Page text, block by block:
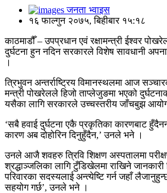
जनता भ्वाइस
१६ फाल्गुन २०७५, बिहीबार १५:१८
काठमाडौँ – उपप्रधान एवं रक्षामन्त्री ईश्वर
दुर्घटना हुन नदिन सरकारले विशेष सावधानी
।
त्रिभुवन अन्तर्राष्ट्रिय विमानस्थलमा आज
मन्त्री पोखरेलले हिजो ताप्लेजुङमा भएको
यसैका लागि सरकारले उच्चस्तरीय जाँचबुझ आयोग
‘सबै हवाई दुर्घटना एकै प्रकृतिका कारणबाट
कारण अब दोहोरिन दिनुहुँदैन,’ उनले भने ।
उनले आजै शवहरु त्रिवि शिक्षण अस्पतालमा
श्रद्धाञ्जलिका लागि टुँडिखेलमा राखिने
परिवारका सदस्यलाई अन्त्येष्टि गर्न जहाँ
सहयोग गर्छ’, उनले भने ।